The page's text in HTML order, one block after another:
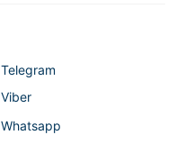
Telegram
Viber
Whatsapp